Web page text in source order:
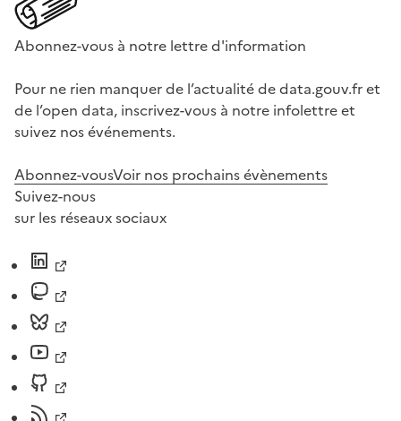
Abonnez-vous à notre lettre d'information
Pour ne rien manquer de l’actualité de data.gouv.fr et
de l’open data, inscrivez-vous à notre infolettre et
suivez nos événements.
Abonnez-vousVoir nos prochains évènements
Suivez-nous
sur les réseaux sociaux